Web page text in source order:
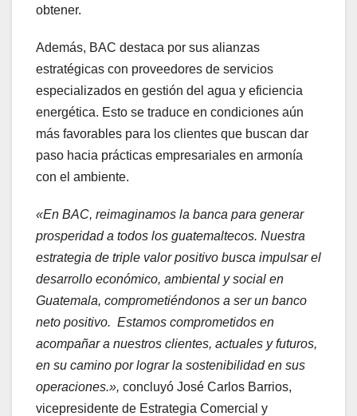
obtener.
Además, BAC destaca por sus alianzas
estratégicas con proveedores de servicios
especializados en gestión del agua y eficiencia
energética. Esto se traduce en condiciones aún
más favorables para los clientes que buscan dar
paso hacia prácticas empresariales en armonía
con el ambiente.
«En BAC, reimaginamos la banca para generar
prosperidad a todos los guatemaltecos. Nuestra
estrategia de triple valor positivo busca impulsar el
desarrollo económico, ambiental y social en
Guatemala, comprometiéndonos a ser un banco
neto positivo. Estamos comprometidos en
acompañar a nuestros clientes, actuales y futuros,
en su camino por lograr la sostenibilidad en sus
operaciones.», concluyó José Carlos Barrios,
vicepresidente de Estrategia Comercial y